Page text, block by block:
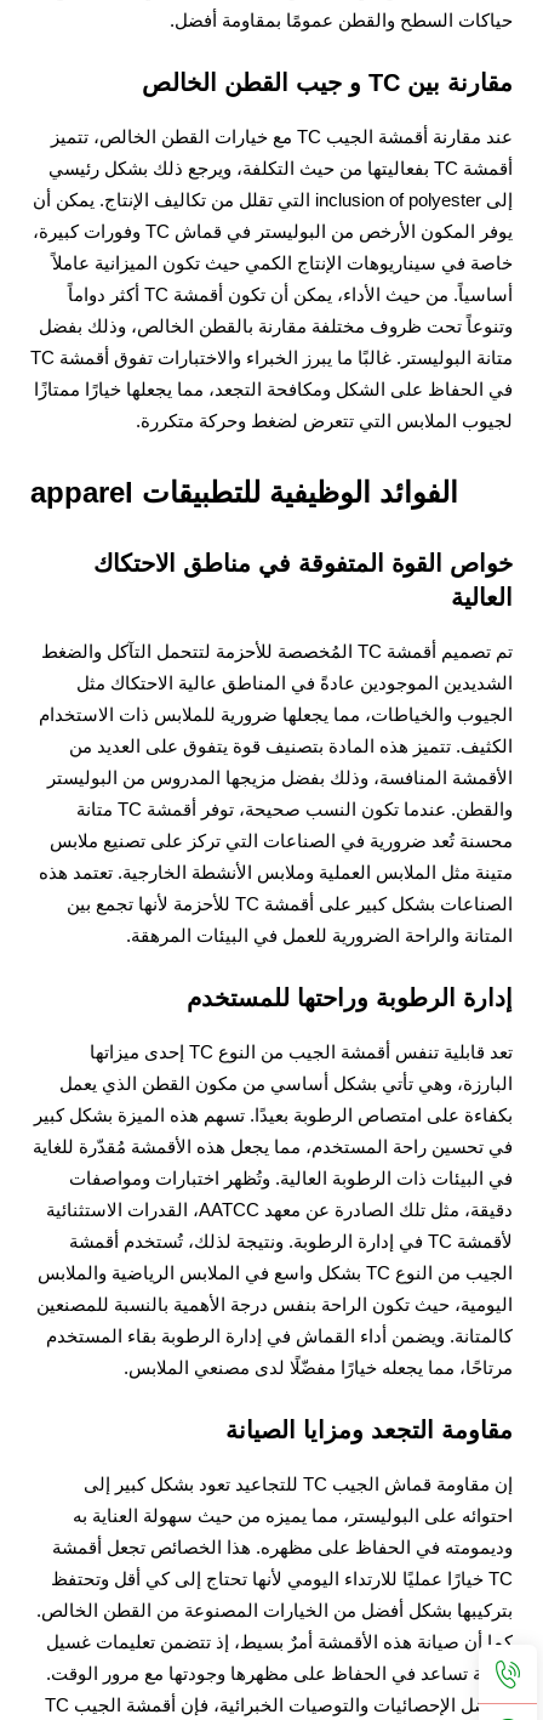
حياكات السطح والقطن عمومًا بمقاومة أفضل.
مقارنة بين TC و جيب القطن الخالص
عند مقارنة أقمشة الجيب TC مع خيارات القطن الخالص، تتميز
أقمشة TC بفعاليتها من حيث التكلفة، ويرجع ذلك بشكل رئيسي
إلى inclusion of polyester التي تقلل من تكاليف الإنتاج. يمكن أن
يوفر المكون الأرخص من البوليستر في قماش TC وفورات كبيرة،
خاصة في سيناريوهات الإنتاج الكمي حيث تكون الميزانية عاملاً
أساسياً. من حيث الأداء، يمكن أن تكون أقمشة TC أكثر دواماً
وتنوعاً تحت ظروف مختلفة مقارنة بالقطن الخالص، وذلك بفضل
متانة البوليستر. غالبًا ما يبرز الخبراء والاختبارات تفوق أقمشة TC
في الحفاظ على الشكل ومكافحة التجعد، مما يجعلها خيارًا ممتازًا
لجيوب الملابس التي تتعرض لضغط وحركة متكررة.
الفوائد الوظيفية للتطبيقات apparel
خواص القوة المتفوقة في مناطق الاحتكاك
العالية
تم تصميم أقمشة TC المُخصصة للأحزمة لتتحمل التآكل والضغط
الشديدين الموجودين عادةً في المناطق عالية الاحتكاك مثل
الجيوب والخياطات، مما يجعلها ضرورية للملابس ذات الاستخدام
الكثيف. تتميز هذه المادة بتصنيف قوة يتفوق على العديد من
الأقمشة المنافسة، وذلك بفضل مزيجها المدروس من البوليستر
والقطن. عندما تكون النسب صحيحة، توفر أقمشة TC متانة
محسنة تُعد ضرورية في الصناعات التي تركز على تصنيع ملابس
متينة مثل الملابس العملية وملابس الأنشطة الخارجية. تعتمد هذه
الصناعات بشكل كبير على أقمشة TC للأحزمة لأنها تجمع بين
المتانة والراحة الضرورية للعمل في البيئات المرهقة.
إدارة الرطوبة وراحتها للمستخدم
تعد قابلية تنفس أقمشة الجيب من النوع TC إحدى ميزاتها
البارزة، وهي تأتي بشكل أساسي من مكون القطن الذي يعمل
بكفاءة على امتصاص الرطوبة بعيدًا. تسهم هذه الميزة بشكل كبير
في تحسين راحة المستخدم، مما يجعل هذه الأقمشة مُقدّرة للغاية
في البيئات ذات الرطوبة العالية. وتُظهر اختبارات ومواصفات
دقيقة، مثل تلك الصادرة عن معهد AATCC، القدرات الاستثنائية
لأقمشة TC في إدارة الرطوبة. ونتيجة لذلك، تُستخدم أقمشة
الجيب من النوع TC بشكل واسع في الملابس الرياضية والملابس
اليومية، حيث تكون الراحة بنفس درجة الأهمية بالنسبة للمصنعين
كالمتانة. ويضمن أداء القماش في إدارة الرطوبة بقاء المستخدم
مرتاحًا، مما يجعله خيارًا مفضّلًا لدى مصنعي الملابس.
مقاومة التجعد ومزايا الصيانة
إن مقاومة قماش الجيب TC للتجاعيد تعود بشكل كبير إلى
احتوائه على البوليستر، مما يميزه من حيث سهولة العناية به
وديمومته في الحفاظ على مظهره. هذا الخصائص تجعل أقمشة
TC خيارًا عمليًا للارتداء اليومي لأنها تحتاج إلى كي أقل وتحتفظ
بتركيبها بشكل أفضل من الخيارات المصنوعة من القطن الخالص.
كما أن صيانة هذه الأقمشة أمرٌ بسيط، إذ تتضمن تعليمات غسيل
سهلة تساعد في الحفاظ على مظهرها وجودتها مع مرور الوقت.
وبفضل الإحصائيات والتوصيات الخبرائية، فإن أقمشة الجيب TC